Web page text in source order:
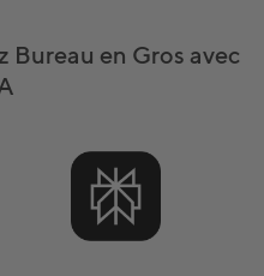
Bureau en Gros avec